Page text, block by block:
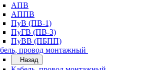
АПВ
АППВ
ПуВ (ПВ-1)
ПуГВ (ПВ-3)
ПуВВ (ПБПП)
провод монтажный
Назад